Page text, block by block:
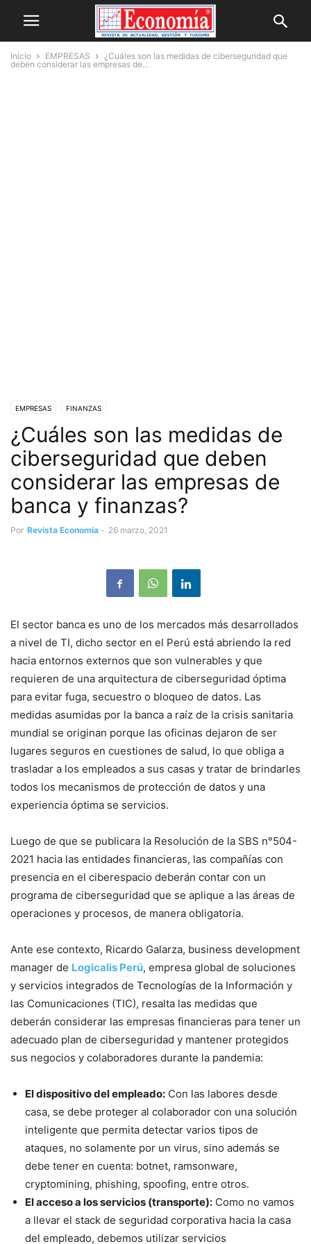
Inicio EMPRESAS
¿Cuáles son las medidas de ciberseguridad que
deben considerar las empresas de...
EMPRESAS FINANZAS
¿Cuáles son las medidas de
ciberseguridad que deben
considerar las empresas de
banca y finanzas?
Por Revista Economía - 26 marzo, 2021
El sector banca es uno de los mercados más desarrollados
a nivel de TI, dicho sector en el Perú está abriendo la red
hacia entornos externos que son vulnerables y que
requieren de una arquitectura de ciberseguridad óptima
para evitar fuga, secuestro o bloqueo de datos. Las
medidas asumidas por la banca a raíz de la crisis sanitaria
mundial se originan porque las oficinas dejaron de ser
lugares seguros en cuestiones de salud, lo que obliga a
trasladar a los empleados a sus casas y tratar de brindarles
todos los mecanismos de protección de datos y una
experiencia óptima se servicios.
Luego de que se publicara la Resolución de la SBS n°504-
2021 hacia las entidades financieras, las compañías con
presencia en el ciberespacio deberán contar con un
programa de ciberseguridad que se aplique a las áreas de
operaciones y procesos, de manera obligatoria.
Ante ese contexto, Ricardo Galarza, business development
manager de Logicalis Perú, empresa global de soluciones
y servicios integrados de Tecnologías de la Información y
las Comunicaciones (TIC), resalta las medidas que
deberán considerar las empresas financieras para tener un
adecuado plan de ciberseguridad y mantener protegidos
sus negocios y colaboradores durante la pandemia:
El dispositivo del empleado: Con las labores desde
casa, se debe proteger al colaborador con una solución
inteligente que permita detectar varios tipos de
ataques, no solamente por un virus, sino además se
debe tener en cuenta: botnet, ramsonware,
cryptomining, phishing, spoofing, entre otros.
El acceso a los servicios (transporte): Como no vamos
a llevar el stack de seguridad corporativa hacia la casa
del empleado, debemos utilizar servicios